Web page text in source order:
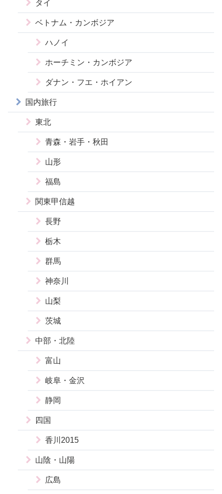
タイ
ベトナム・カンボジア
ハノイ
ホーチミン・カンボジア
ダナン・フエ・ホイアン
国内旅行
東北
青森・岩手・秋田
山形
福島
関東甲信越
長野
栃木
群馬
神奈川
山梨
茨城
中部・北陸
富山
岐阜・金沢
静岡
四国
香川2015
山陰・山陽
広島